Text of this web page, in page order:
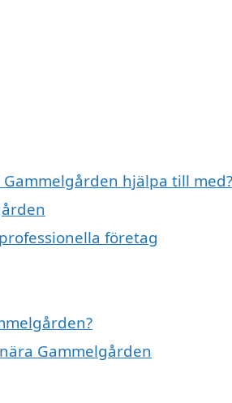
hjälpa till med?
företag
Gammelgården